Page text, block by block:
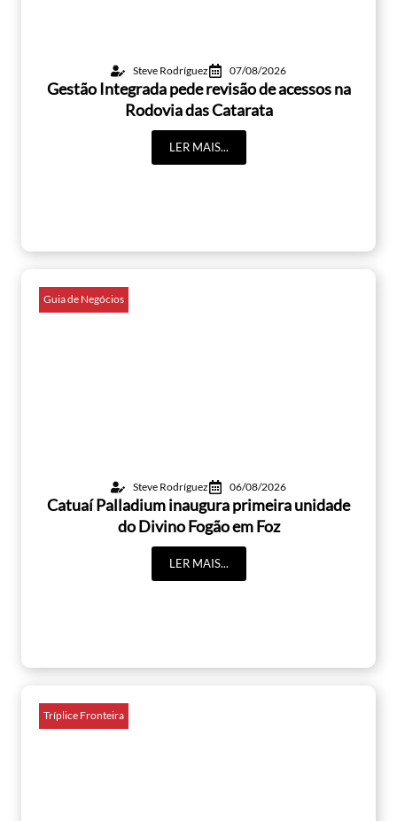
Steve Rodríguez 07/08/2026
Gestão Integrada pede revisão de acessos na
Rodovia das Catarata
LER MAIS...
Guia de Negócios
Steve Rodríguez 06/08/2026
Catuaí Palladium inaugura primeira unidade
do Divino Fogão em Foz
LER MAIS...
Tríplice Fronteira